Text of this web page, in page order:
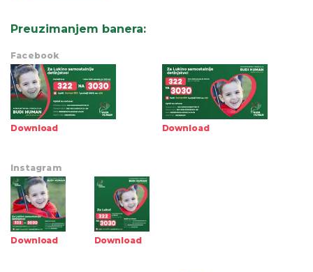
Preuzimanjem banera:
Facebook
Download Download
Instagram
Download Download